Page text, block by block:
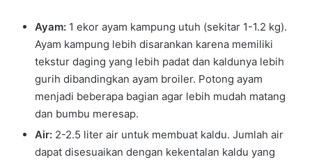
Ayam: 1 ekor ayam kampung utuh (sekitar 1-1.2 kg).
Ayam kampung lebih disarankan karena memiliki
tekstur daging yang lebih padat dan kaldunya lebih
gurih dibandingkan ayam broiler. Potong ayam
menjadi beberapa bagian agar lebih mudah matang
dan bumbu meresap.
Air: 2-2.5 liter air untuk membuat kaldu. Jumlah air
dapat disesuaikan dengan kekentalan kaldu yang